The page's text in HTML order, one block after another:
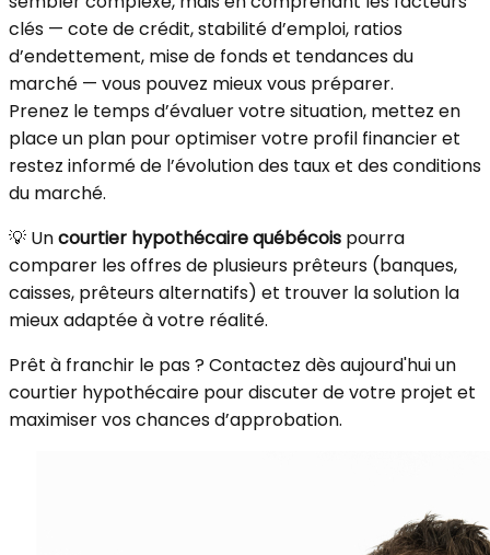
clés — cote de crédit, stabilité d’emploi, ratios
d’endettement, mise de fonds et tendances du
marché — vous pouvez mieux vous préparer.
Prenez le temps d’évaluer votre situation, mettez en
place un plan pour optimiser votre profil financier et
restez informé de l’évolution des taux et des conditions
du marché.
💡 Uncourtier hypothécaire québécois pourra
comparer les offres de plusieurs prêteurs (banques,
caisses, prêteurs alternatifs) et trouver la solution la
mieux adaptée à votre réalité.
Prêt à franchir le pas ? Contactez dès aujourd'hui un
courtier hypothécaire pour discuter de votre projet et
maximiser vos chances d’approbation.